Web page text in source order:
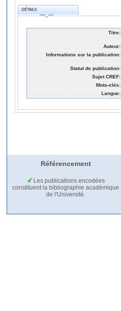
DÉTAILS
Titre:
Auteur:
Informations sur la publication:
Statut de publication:
Sujet CREF:
Mots-clés:
Langue:
Référencement
Les publications encodées
constituent la bibliographie académique
de l'Université.